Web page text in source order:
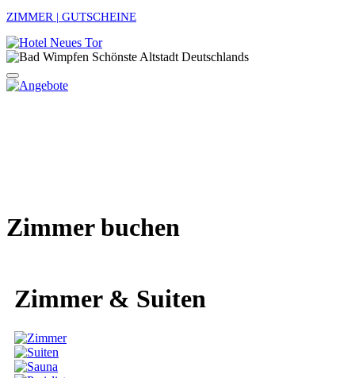
ZIMMER | GUTSCHEINE
Zimmer buchen
Zimmer & Suiten